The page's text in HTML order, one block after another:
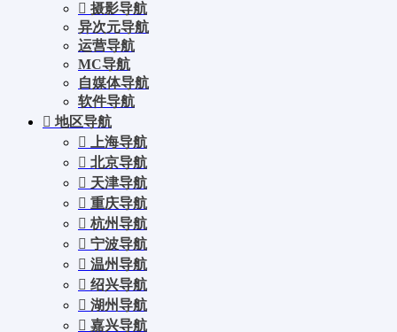
摄影导航
异次元导航
运营导航
MC导航
自媒体导航
软件导航
地区导航
上海导航
北京导航
天津导航
重庆导航
杭州导航
宁波导航
温州导航
绍兴导航
湖州导航
嘉兴导航